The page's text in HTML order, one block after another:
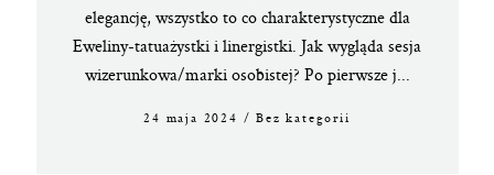
elegancję, wszystko to co charakterystyczne dla
Eweliny-tatuażystki i linergistki. Jak wygląda sesja
wizerunkowa/marki osobistej? Po pierwsze j...
24 maja 2024 /Bez kategorii